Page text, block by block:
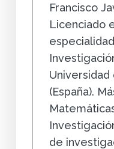
Francisco
Licenciado
Universidad
(España).
de